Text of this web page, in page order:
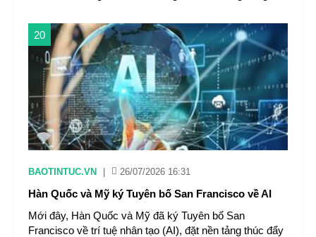
20
BAOTINTUC.VN 26/07/2026 16:31
Hàn Quốc và Mỹ ký Tuyên bố San Francisco về AI
Mới đây, Hàn Quốc và Mỹ đã ký Tuyên bố San
Francisco về trí tuệ nhân tạo (AI), đặt nền tảng thúc đẩy